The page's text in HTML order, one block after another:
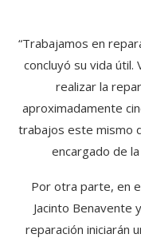
“Trabajamos en
concluyó su vida útil.
realizar la
aproximadamente
trabajos este mismo
encargado de
Por otra parte, en
Jacinto Benavente
reparación iniciarán